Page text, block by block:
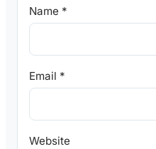
Name *
Email *
Website